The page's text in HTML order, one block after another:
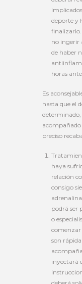
deporte y
finalizarlo.
no ingerir
de haber
horas
Es
hasta que el
determinado,
preciso
haya
relación
consigo
podrá ser
o
comenzar
son
inyectará